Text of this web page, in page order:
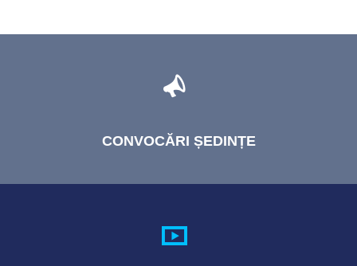
CONVOCĂRI ȘEDINȚE